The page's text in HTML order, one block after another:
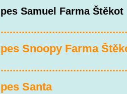
pes Samuel Farma
pes Snoopy Farma
pes Santa